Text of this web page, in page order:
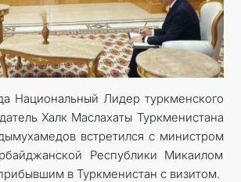
МИД
ЗАПИСЬ НА ПРИЕМ
КОНТАКТНЫЕ ДАННЫЕ
ДОКУМЕНТЫ
Национальный Лидер туркменского
Халк Маслахаты Туркменистана
встретился с министром
Республики Микаилом
в Туркменистан с визитом.